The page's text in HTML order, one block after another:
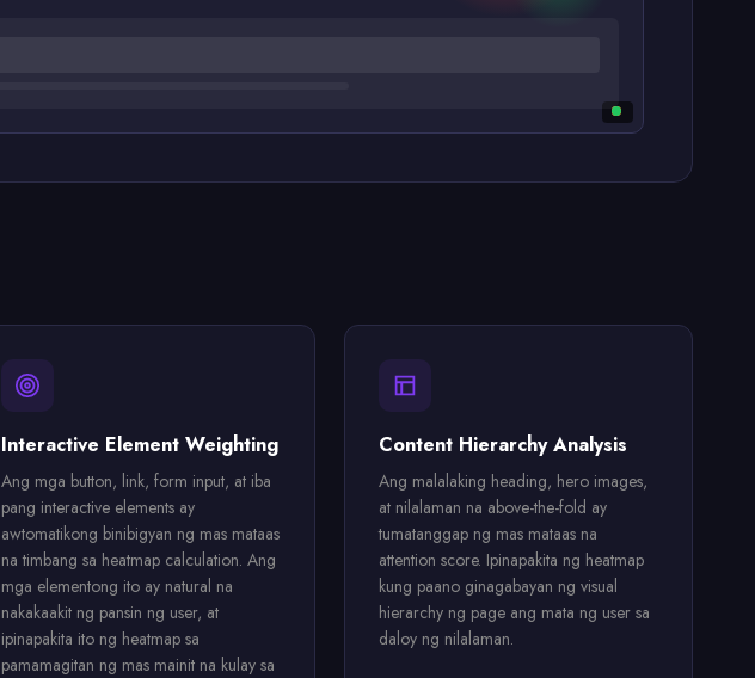
Interactive Element Weighting
Ang mga button, link, form input, at iba
pang interactive elements ay
awtomatikong binibigyan ng mas mataas
na timbang sa heatmap calculation. Ang
mga elementong ito ay natural na
nakakaakit ng pansin ng user, at
ipinapakita ito ng heatmap sa
pamamagitan ng mas mainit na kulay sa
Content Hierarchy Analysis
Ang malalaking heading, hero images,
at nilalaman na above-the-fold ay
tumatanggap ng mas mataas na
attention score. Ipinapakita ng heatmap
kung paano ginagabayan ng visual
hierarchy ng page ang mata ng user sa
daloy ng nilalaman.